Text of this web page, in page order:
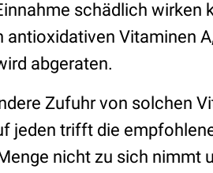
schädlich wirken
Vitaminen
abgeraten.
Zufuhr von solchen
jeden trifft die
nicht zu sich nimmt